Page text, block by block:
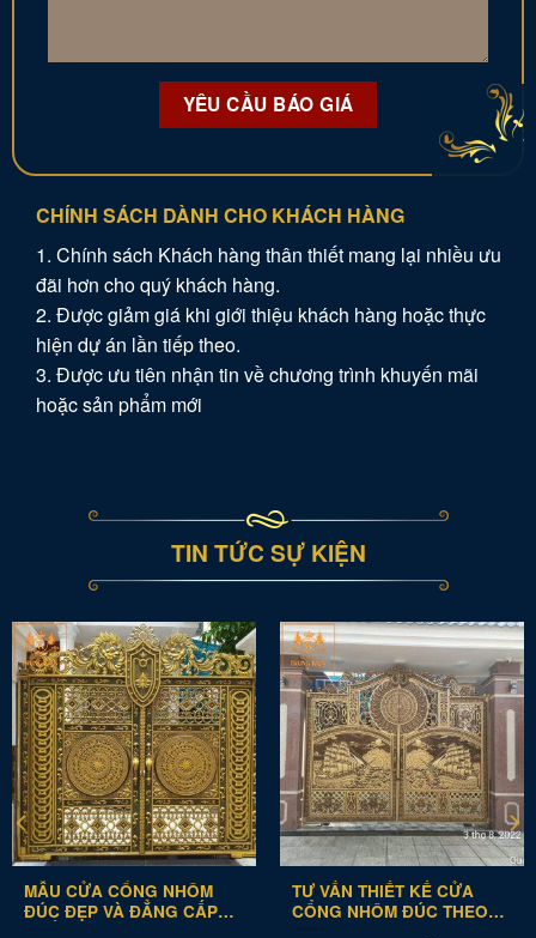
CHÍNH SÁCH DÀNH CHO KHÁCH HÀNG
1. Chính sách Khách hàng thân thiết mang lại nhiều ưu
đãi hơn cho quý khách hàng.
2. Được giảm giá khi giới thiệu khách hàng hoặc thực
hiện dự án lần tiếp theo.
3. Được ưu tiên nhận tin về chương trình khuyến mãi
hoặc sản phẩm mới
TIN TỨC SỰ KIỆN
HÀNG RÀO – NHƯNG LƯU
Ý KHI MÙA MƯA ĐẾN
HÀNG RÀO NHÔM ĐÚC
CHO BIỆT THỰ NHÀ VƯỜN